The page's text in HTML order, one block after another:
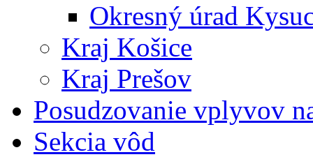
Okresný úrad
Kraj Košice
Kraj Prešov
Posudzovanie vplyvov
Sekcia vôd